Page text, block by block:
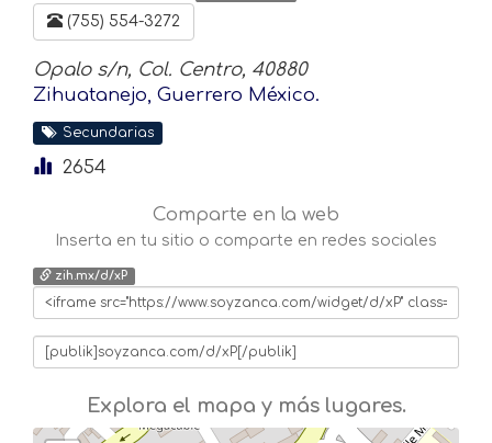
(755) 554-3272
Opalo s/n, Col. Centro, 40880
Zihuatanejo, Guerrero México.
Secundarias
2654
Comparte en la web
Inserta en tu sitio o comparte en redes sociales
zih.mx/d/xP
Explora el mapa y más lugares.